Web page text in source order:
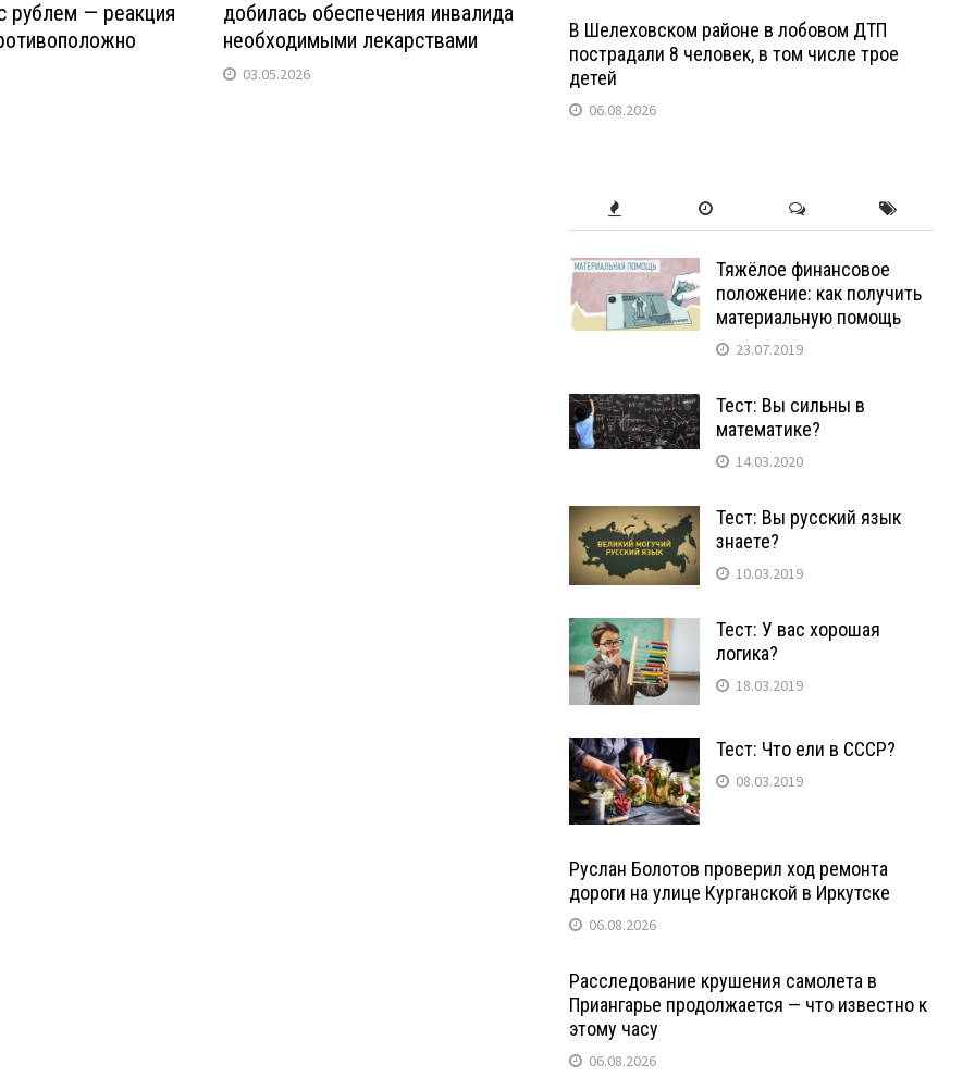
рублем — реакция
добилась обеспечения инвалида
необходимыми лекарствами
03.05.2026
В Шелеховском районе в лобовом ДТП
пострадали 8 человек, в том числе трое
детей
06.08.2026
Тяжёлое финансовое
положение: как получить
материальную помощь
23.07.2019
Тест: Вы сильны в
математике?
14.03.2020
Тест: Вы русский язык
знаете?
10.03.2019
Тест: У вас хорошая
логика?
18.03.2019
Тест: Что ели в СССР?
08.03.2019
Руслан Болотов проверил ход ремонта
дороги на улице Курганской в Иркутске
06.08.2026
Расследование крушения самолета в
Приангарье продолжается — что известно к
этому часу
06.08.2026